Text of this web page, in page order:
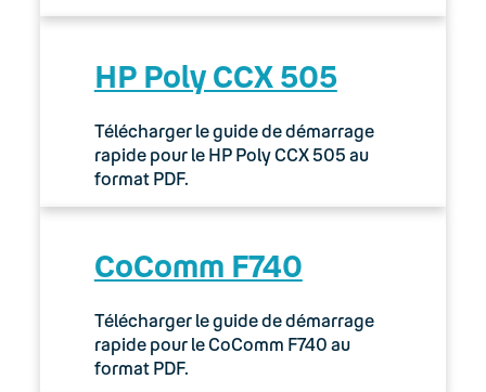
HP Poly CCX 505
Télécharger le guide de démarrage
rapide pour le HP Poly CCX 505 au
format PDF.
CoComm F740
Télécharger le guide de démarrage
rapide pour le CoComm F740 au
format PDF.